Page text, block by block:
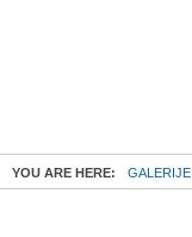
YOU ARE HERE: GALERIJE